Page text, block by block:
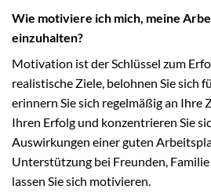
Wie motiviere ich mich, meine
einzuhalten?
Motivation ist der Schlüssel zum
realistische Ziele, belohnen Sie sich
erinnern Sie sich regelmäßig an Ihre
Ihren Erfolg und konzentrieren Sie
Auswirkungen einer guten
Unterstützung bei Freunden,
lassen Sie sich motivieren.